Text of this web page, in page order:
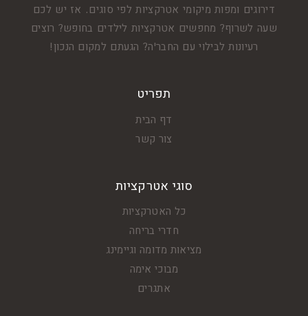
דירוגים ומפות מיקומי אטרקציות לפי סוגים. אז יש לכם
שעה לשרוף? מחפשים אטרקציות לילדים בחופש? רוצים
רעיונות לבילוי עם החבר'ה? הגעתם למקום הנכון!
תפריט
דף הבית
צור קשר
סוגי אטרקציות
כל האטרקציות
חדרי בריחה
מציאות מדומה וגיימינג
מבוכי אימה
אתגרים